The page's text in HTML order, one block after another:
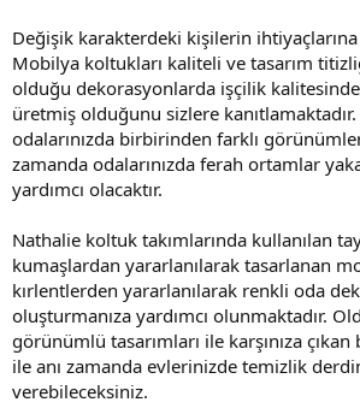
Değişik karakterdeki kişilerin
Mobilya koltukları kaliteli ve tasarım
olduğu dekorasyonlarda işçilik
üretmiş olduğunu sizlere
odalarınızda birbirinden farklı
zamanda odalarınızda ferah ortamlar
yardımcı olacaktır.
Nathalie koltuk takımlarında kullanılan
kumaşlardan yararlanılarak tasarlanan
kırlentlerden yararlanılarak renkli oda
oluşturmanıza yardımcı olunmaktadır.
görünümlü tasarımları ile karşınıza
ile anı zamanda evlerinizde temizlik
verebileceksiniz.